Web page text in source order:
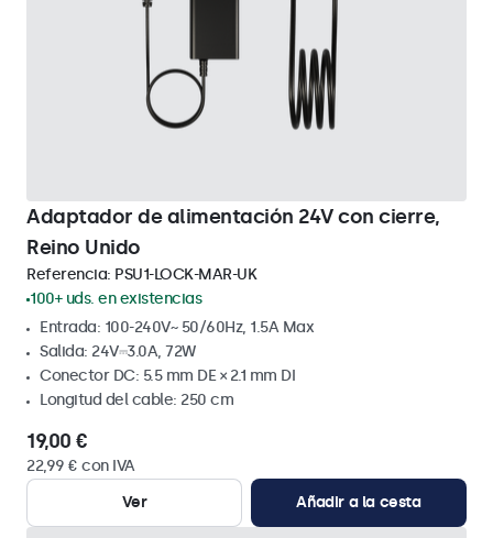
Adaptador de alimentación 24V con cierre,
Reino Unido
Referencia: PSU1-LOCK-MAR-UK
100+ uds. en existencias
Entrada: 100-240V~ 50/60Hz, 1.5A Max
Salida: 24V⎓3.0A, 72W
Conector DC: 5.5 mm DE × 2.1 mm DI
Longitud del cable: 250 cm
19,00 €
22,99 € con IVA
Ver
Añadir a la cesta